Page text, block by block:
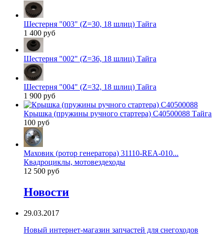
Шестерня "003" (Z=30, 18 шлиц) Тайга
1 400 руб
Шестерня "002" (Z=36, 18 шлиц) Тайга
Шестерня "004" (Z=32, 18 шлиц) Тайга
1 900 руб
Крышка (пружины ручного стартера) C40500088 Тайга
100 руб
Маховик (ротор генератора) 31110-REA-010...
Квадроциклы, мотовездеходы
12 500 руб
Новости
29.03.2017
Новый интернет-магазин запчастей для снегоходов